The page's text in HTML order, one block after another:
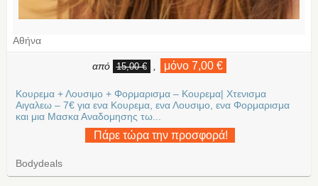
Αθήνα
από 15,00 € μόνο 7,00 €
Κουρεμα + Λουσιμο + Φορμαρισμα – Κουρεμα| Χτενισμα
Αιγαλεω – 7€ για ενα Κουρεμα, ενα Λουσιμο, ενα Φορμαρισμα
και μια Μασκα Αναδομησης τω...
Πάρε τώρα την προσφορά!
Bodydeals